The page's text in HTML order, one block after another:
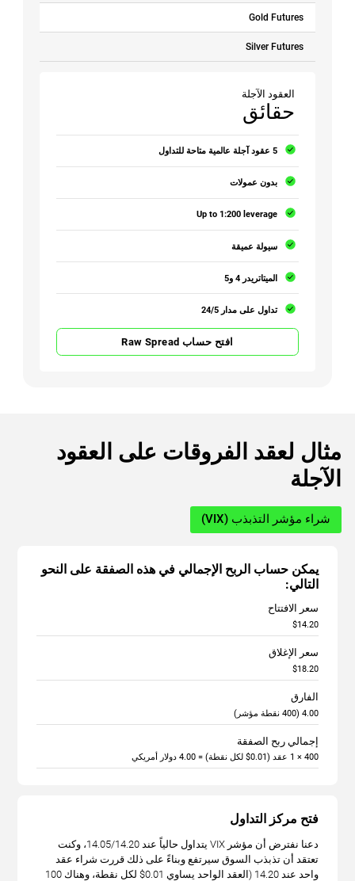
Gold Futures
Silver Futures
العقود الآجلة
حقائق
5 عقود آجلة عالمية متاحة للتداول
بدون عمولات
Up to 1:200 leverage
سيولة عميقة
الميتاتريدر 4 و5
تداول على مدار 24/5
افتح حساب Raw Spread
مثال لعقد الفروقات على العقود
الآجلة
شراء مؤشر التذبذب (VIX)
يمكن ‏حساب الربح الإجمالي في هذه الصفقة على النحو
‏التالي:‏‎
سعر الافتتاح
$14.20
سعر الإغلاق
$18.20
الفارق
4.00 (400 نقطة مؤشر)
إجمالي ربح الصفقة
400 × 1 عقد (0.01$ لكل نقطة) = 4.00 دولار أمريكي
فتح مركز التداول
دعنا نفترض أن مؤشر VIX يتداول حالياً عند 14.05/14.20، وكنت
تعتقد أن تذبذب السوق سيرتفع وبناءً على ذلك قررت شراء عقد
واحد عند 14.20 (العقد الواحد يساوي 0.01$ لكل نقطة، وهناك 100